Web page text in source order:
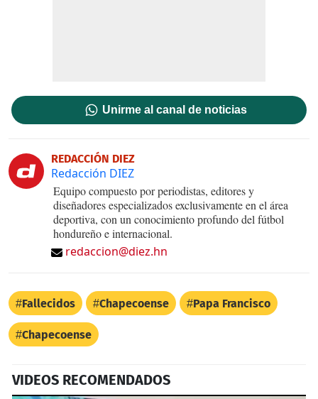
Unirme al canal de noticias
REDACCIÓN DIEZ
Redacción DIEZ
Equipo compuesto por periodistas, editores y
diseñadores especializados exclusivamente en el área
deportiva, con un conocimiento profundo del fútbol
hondureño e internacional.
redaccion@diez.hn
Fallecidos Chapecoense Papa Francisco
Chapecoense
VIDEOS RECOMENDADOS